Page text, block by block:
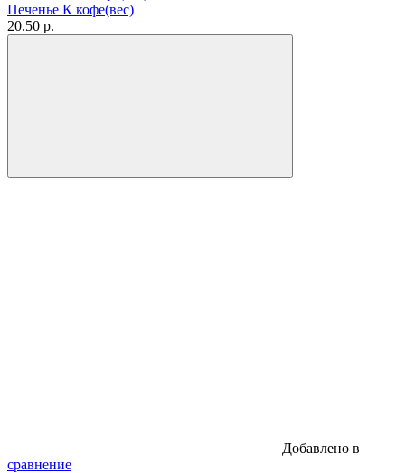
Печенье К кофе(вес)
20.50 р.
Добавлено в
сравнение